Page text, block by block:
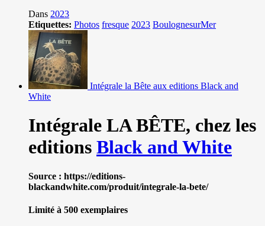
Dans 2023
Etiquettes: Photos fresque 2023 BoulognesurMer
Intégrale la Bête aux editions Black and
White
Intégrale LA BÊTE, chez les
editions Black and White
Source : https://editions-
blackandwhite.com/produit/integrale-la-bete/
Limité à 500 exemplaires